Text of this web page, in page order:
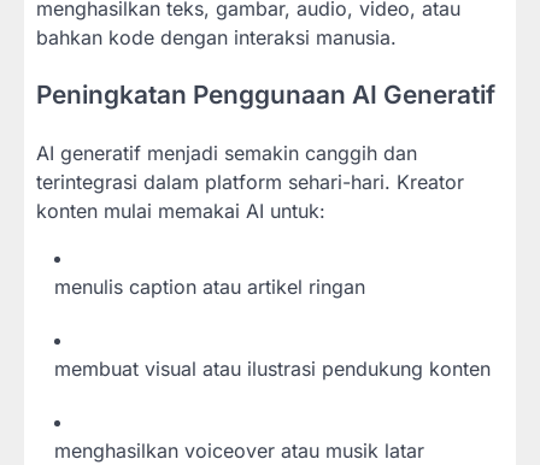
menghasilkan teks, gambar, audio, video, atau
bahkan kode dengan interaksi manusia.
Peningkatan Penggunaan AI Generatif
AI generatif menjadi semakin canggih dan
terintegrasi dalam platform sehari-hari. Kreator
konten mulai memakai AI untuk:
menulis caption atau artikel ringan
membuat visual atau ilustrasi pendukung konten
menghasilkan voiceover atau musik latar